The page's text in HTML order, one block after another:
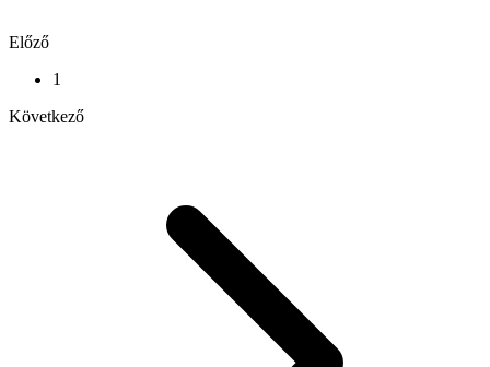
Előző
1
Következő